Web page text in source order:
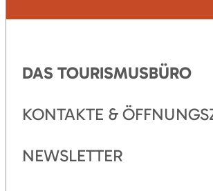
DAS TOURISMUSBÜRO
KONTAKTE &
NEWSLETTER